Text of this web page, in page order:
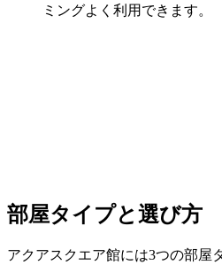
ミングよく利用できます。
部屋タイプと選び方
アクアスクエア館には3つの部屋